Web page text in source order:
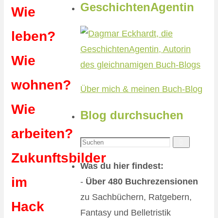
Wie
leben?
Wie
wohnen?
Wie
arbeiten?
Zukunftsbilder
im
Hack
GeschichtenAgentin
Über mich & meinen Buch-Blog
Blog durchsuchen
Suchen
nach:
Was du hier findest:
- Über 480 Buchrezensionen
zu Sachbüchern, Ratgebern,
Fantasy und Belletristik